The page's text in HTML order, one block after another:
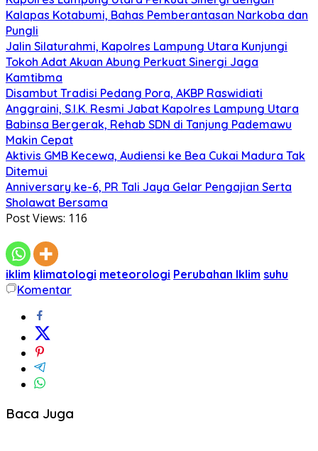
Kalapas Kotabumi, Bahas Pemberantasan Narkoba dan
Pungli
Jalin Silaturahmi, Kapolres Lampung Utara Kunjungi
Tokoh Adat Akuan Abung Perkuat Sinergi Jaga
Kamtibma
Disambut Tradisi Pedang Pora, AKBP Raswidiati
Anggraini, S.I.K. Resmi Jabat Kapolres Lampung Utara
Babinsa Bergerak, Rehab SDN di Tanjung Pademawu
Makin Cepat
Aktivis GMB Kecewa, Audiensi ke Bea Cukai Madura Tak
Ditemui
Anniversary ke-6, PR Tali Jaya Gelar Pengajian Serta
Sholawat Bersama
Post Views: 116
iklim klimatologi meteorologi Perubahan Iklim suhu
Komentar
Baca Juga